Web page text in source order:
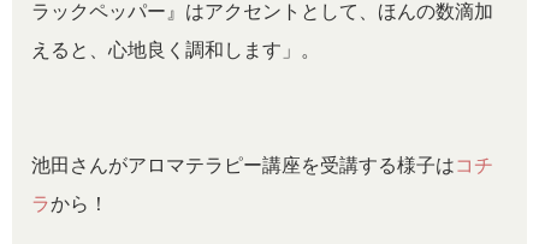
ラックペッパー』はアクセントとして、ほんの数滴加
えると、心地良く調和します」。
池田さんがアロマテラピー講座を受講する様子はコチ
ラから！